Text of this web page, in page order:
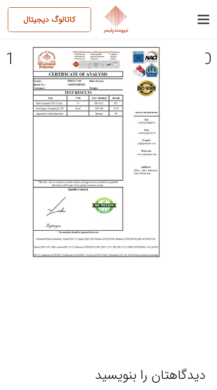
کاتالوگ دیجیتال
14040521BM03-P30GN-C40
دیدگاهتان را بنویسید